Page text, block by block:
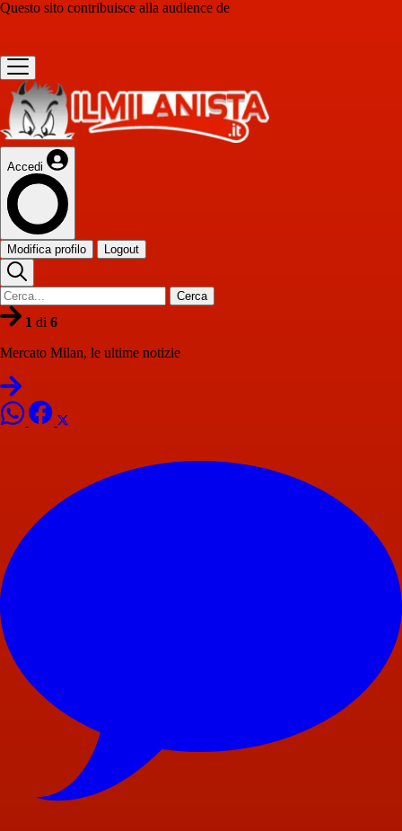
Questo sito contribuisce alla audience de
Accedi
Modifica profilo Logout
Cerca
1 di 6
Mercato Milan, le ultime notizie